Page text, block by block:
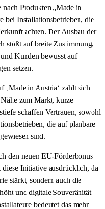
Produkten „Made in
bei Installationsbetrieben, die
achten. Der Ausbau der
stößt auf breite Zustimmung,
Kunden bewusst auf
setzen.
‚Made in Austria‘ zahlt sich
zum Markt, kurze
schaffen Vertrauen, sowohl
die auf planbare
sind.
den neuen EU-Förderbonus
Initiative ausdrücklich, da
stärkt, sondern auch die
und digitale Souveränität
bedeutet das mehr